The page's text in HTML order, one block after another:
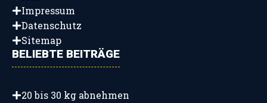
Impressum
Datenschutz
Sitemap
BELIEBTE BEITRÄGE
20 bis 30 kg abnehmen